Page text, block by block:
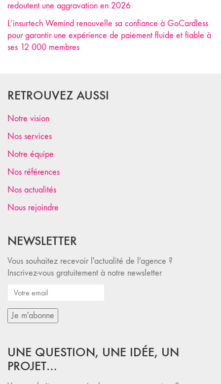
redoutent une aggravation en 2026
L’insurtech Wemind renouvelle sa confiance à GoCardless
pour garantir une expérience de paiement fluide et fiable à
ses 12 000 membres
RETROUVEZ AUSSI
Notre vision
Nos services
Notre équipe
Nos références
Nos actualités
Nous rejoindre
NEWSLETTER
Vous souhaitez recevoir l'actualité de l'agence ?
Inscrivez-vous gratuitement à notre newsletter
UNE QUESTION, UNE IDÉE, UN
PROJET…